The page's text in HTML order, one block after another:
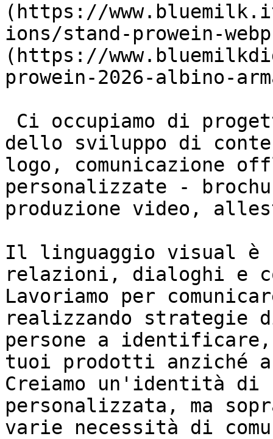
(https://
ions/stand-prowein-
(https://
prowein-2026-albino-
dello sviluppo di
logo, comunicazione
personalizzate -
produzione video,
Il linguaggio visual è
relazioni, dialoghi e
Lavoriamo per
realizzando strategie
persone a
tuoi prodotti anziché
Creiamo un'identità di
personalizzata, ma
varie necessità di